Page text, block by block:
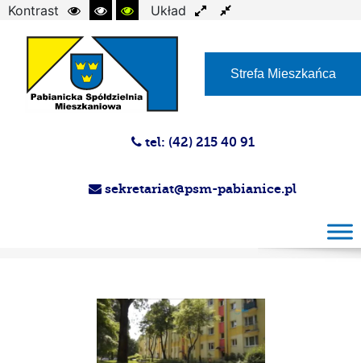
Kontrast
Układ
Strefa Mieszkańca
tel: (42) 215 40 91
sekretariat@psm-pabianice.pl